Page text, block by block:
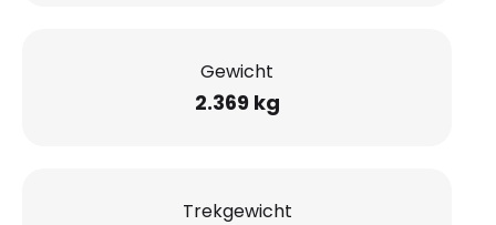
Gewicht
2.369 kg
Trekgewicht